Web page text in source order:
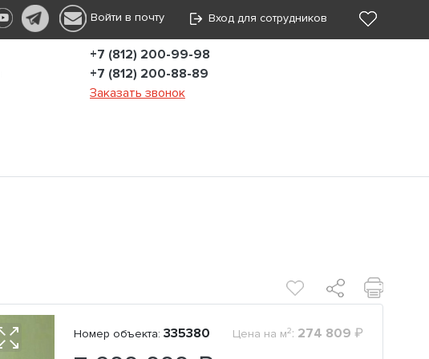
Войти в почту Вход для сотрудников
+7 (812) 200-99-98
+7 (812) 200-88-89
Заказать звонок
Номер объекта: 335380 Цена на м2: 274 809 ₽